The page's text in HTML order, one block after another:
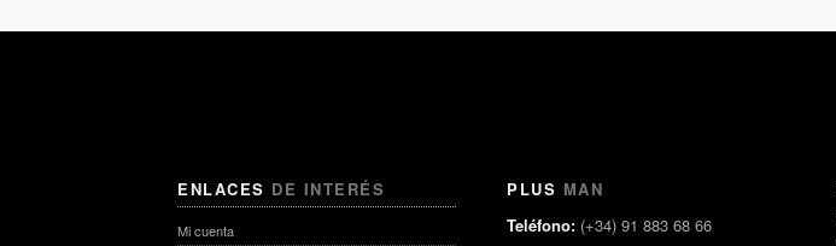
ENLACES DE INTERÉS
Mi cuenta
PLUS MAN
Teléfono: (+34) 91 883 68 66